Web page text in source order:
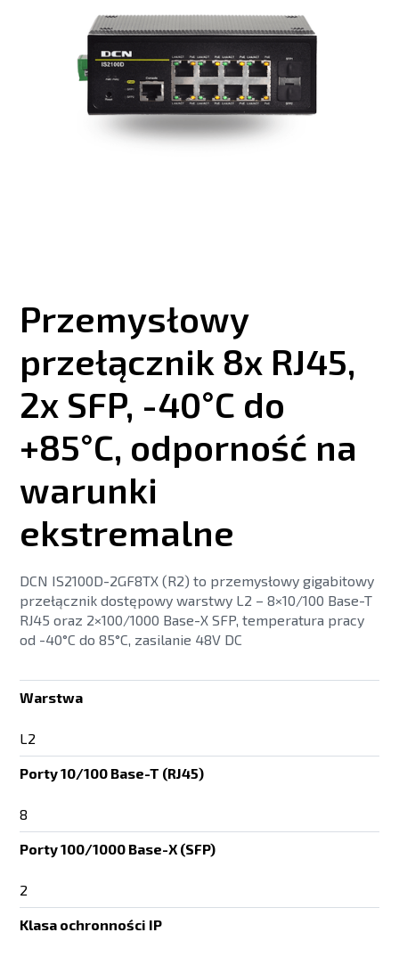
Przemysłowy
przełącznik 8x RJ45,
2x SFP, -40°C do
+85°C, odporność na
warunki
ekstremalne
DCN IS2100D-2GF8TX (R2) to przemysłowy gigabitowy
przełącznik dostępowy warstwy L2 – 8×10/100 Base-T
RJ45 oraz 2×100/1000 Base-X SFP, temperatura pracy
od -40°C do 85°C, zasilanie 48V DC
Warstwa
L2
Porty 10/100 Base-T (RJ45)
8
Porty 100/1000 Base-X (SFP)
2
Klasa ochronności IP